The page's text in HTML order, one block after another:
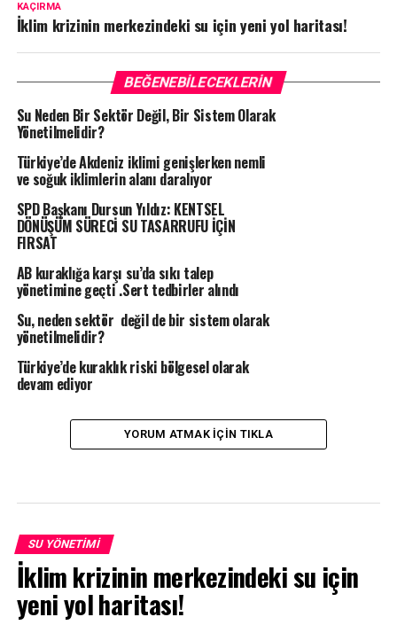
KAÇIRMA
İklim krizinin merkezindeki su için yeni yol haritası!
BEĞENEBILECEKLERIN
Su Neden Bir Sektör Değil, Bir Sistem Olarak
Yönetilmelidir?
Türkiye’de Akdeniz iklimi genişlerken nemli
ve soğuk iklimlerin alanı daralıyor
SPD Başkanı Dursun Yıldız: KENTSEL
DÖNÜŞÜM SÜRECİ SU TASARRUFU İÇİN
FIRSAT
AB kuraklığa karşı su’da sıkı talep
yönetimine geçti .Sert tedbirler alındı
Su, neden sektör değil de bir sistem olarak
yönetilmelidir?
Türkiye’de kuraklık riski bölgesel olarak
devam ediyor
YORUM ATMAK IÇIN TIKLA
SU YÖNETIMI
İklim krizinin merkezindeki su için
yeni yol haritası!